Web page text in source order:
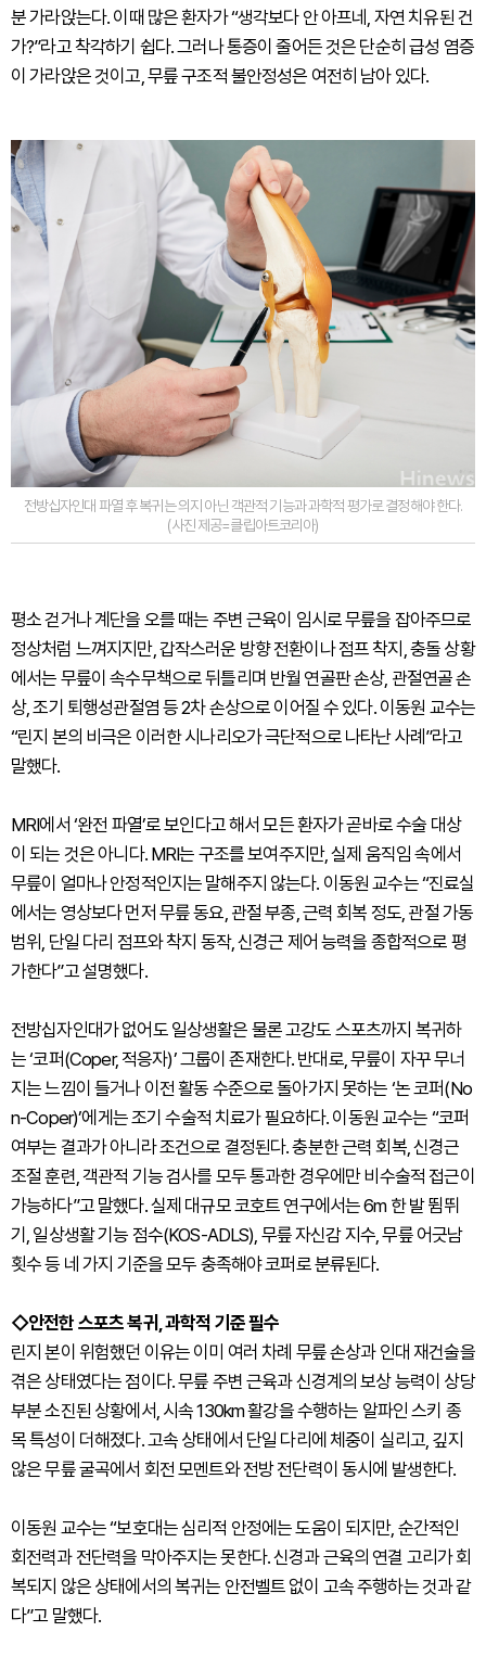
분 가라앉는다. 이때 많은 환자가 “생각보다 안 아프네, 자연 치유된 건
가?”라고 착각하기 쉽다. 그러나 통증이 줄어든 것은 단순히 급성 염증
이 가라앉은 것이고, 무릎 구조적 불안정성은 여전히 남아 있다.
전방십자인대 파열 후 복귀는 의지 아닌 객관적 기능과 과학적 평가로 결정해야 한다.
(사진 제공=클립아트코리아)
평소 걷거나 계단을 오를 때는 주변 근육이 임시로 무릎을 잡아주므로
정상처럼 느껴지지만, 갑작스러운 방향 전환이나 점프 착지, 충돌 상황
에서는 무릎이 속수무책으로 뒤틀리며 반월 연골판 손상, 관절연골 손
상, 조기 퇴행성관절염 등 2차 손상으로 이어질 수 있다. 이동원 교수는
“린지 본의 비극은 이러한 시나리오가 극단적으로 나타난 사례”라고
말했다.
MRI에서 ‘완전 파열’로 보인다고 해서 모든 환자가 곧바로 수술 대상
이 되는 것은 아니다. MRI는 구조를 보여주지만, 실제 움직임 속에서
무릎이 얼마나 안정적인지는 말해주지 않는다. 이동원 교수는 “진료실
에서는 영상보다 먼저 무릎 동요, 관절 부종, 근력 회복 정도, 관절 가동
범위, 단일 다리 점프와 착지 동작, 신경근 제어 능력을 종합적으로 평
가한다”고 설명했다.
전방십자인대가 없어도 일상생활은 물론 고강도 스포츠까지 복귀하
는 ‘코퍼(Coper, 적응자)’ 그룹이 존재한다. 반대로, 무릎이 자꾸 무너
지는 느낌이 들거나 이전 활동 수준으로 돌아가지 못하는 ‘논 코퍼(No
n-Coper)’에게는 조기 수술적 치료가 필요하다. 이동원 교수는 “코퍼
여부는 결과가 아니라 조건으로 결정된다. 충분한 근력 회복, 신경근
조절 훈련, 객관적 기능 검사를 모두 통과한 경우에만 비수술적 접근이
가능하다”고 말했다. 실제 대규모 코호트 연구에서는 6m 한 발 뜀뛰
기, 일상생활 기능 점수(KOS-ADLS), 무릎 자신감 지수, 무릎 어긋남
횟수 등 네 가지 기준을 모두 충족해야 코퍼로 분류된다.
◇안전한 스포츠 복귀, 과학적 기준 필수
린지 본이 위험했던 이유는 이미 여러 차례 무릎 손상과 인대 재건술을
겪은 상태였다는 점이다. 무릎 주변 근육과 신경계의 보상 능력이 상당
부분 소진된 상황에서, 시속 130km 활강을 수행하는 알파인 스키 종
목 특성이 더해졌다. 고속 상태에서 단일 다리에 체중이 실리고, 깊지
않은 무릎 굴곡에서 회전 모멘트와 전방 전단력이 동시에 발생한다.
이동원 교수는 “보호대는 심리적 안정에는 도움이 되지만, 순간적인
회전력과 전단력을 막아주지는 못한다. 신경과 근육의 연결 고리가 회
복되지 않은 상태에서의 복귀는 안전벨트 없이 고속 주행하는 것과 같
다”고 말했다.